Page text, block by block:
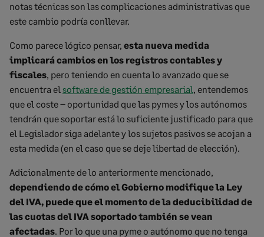
notas técnicas son las complicaciones administrativas que
este cambio podría conllevar.
Como parece lógico pensar, esta nueva medida
implicará cambios en los registros contables y
fiscales, pero teniendo en cuenta lo avanzado que se
encuentra el software de gestión empresarial, entendemos
que el coste – oportunidad que las pymes y los autónomos
tendrán que soportar está lo suficiente justificado para que
el Legislador siga adelante y los sujetos pasivos se acojan a
esta medida (en el caso que se deje libertad de elección).
Adicionalmente de lo anteriormente mencionado,
dependiendo de cómo el Gobierno modifique la Ley
del IVA, puede que el momento de la deducibilidad de
las cuotas del IVA soportado también se vean
afectadas. Por lo que una pyme o autónomo que no tenga